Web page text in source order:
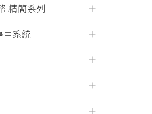
精簡系列
車系統